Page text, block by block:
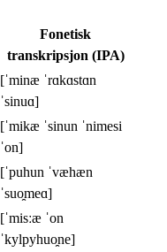
Fonetisk
transkripsjon (IPA)
[ˈminæ ˈrɑkɑstɑn
ˈsinuɑ]
[ˈmikæ ˈsinun ˈnimesi
ˈon]
[ˈpuhun ˈvæhæn
ˈsuo̯meɑ]
[ˈmisːæ ˈon
ˈkylpyhuo̯ne]